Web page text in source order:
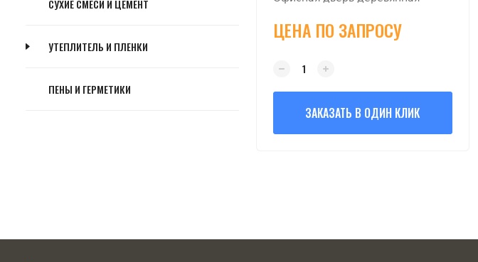
СУХИЕ СМЕСИ И ЦЕМЕНТ
УТЕПЛИТЕЛЬ И ПЛЕНКИ
ПЕНЫ И ГЕРМЕТИКИ
ЦЕНА ПО ЗАПРОСУ
ЗАКАЗАТЬ В ОДИН КЛИК